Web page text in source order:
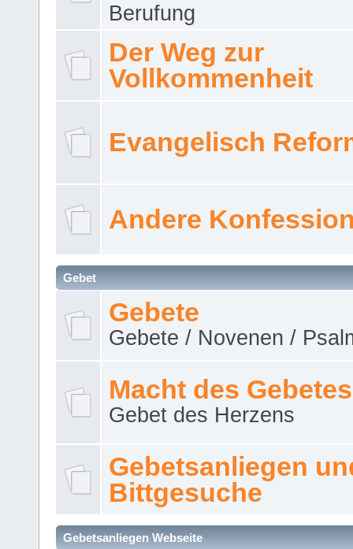
Berufung
Der Weg zur
Vollkommenheit
Evangelisch
Andere
Gebet
Gebete
Gebete / Novenen /
Macht des Gebetes
Gebet des Herzens
Gebetsanliegen
Bittgesuche
Gebetsanliegen Webseite